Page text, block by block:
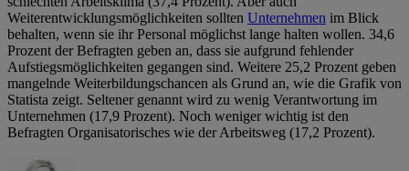
Weiterentwicklungsmöglichkeiten sollten Unternehmen im Blick
behalten, wenn sie ihr Personal möglichst lange halten wollen. 34,6
Prozent der Befragten geben an, dass sie aufgrund fehlender
Aufstiegsmöglichkeiten gegangen sind. Weitere 25,2 Prozent geben
mangelnde Weiterbildungschancen als Grund an, wie die Grafik von
Statista zeigt. Seltener genannt wird zu wenig Verantwortung im
Unternehmen (17,9 Prozent). Noch weniger wichtig ist den
Befragten Organisatorisches wie der Arbeitsweg (17,2 Prozent).